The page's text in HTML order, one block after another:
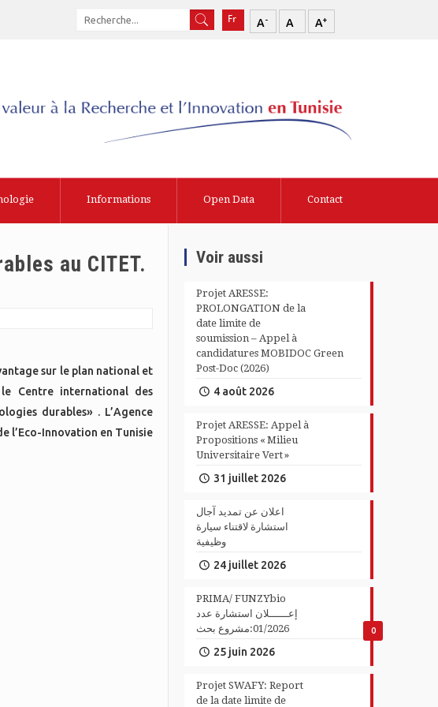
A- A A+
Informations Open Data Contact
au CITET.
sur le plan national et
Centre international des
durables» . L’Agence
l’Eco-Innovation en Tunisie
Voir aussi
Projet ARESSE:
PROLONGATION de la
date limite de
soumission – Appel à
candidatures MOBIDOC Green
Post-Doc (2026)
4 août 2026
Projet ARESSE: Appel à
Propositions « Milieu
Universitaire Vert »
31 juillet 2026
اعلان عن تمديد آجال
استشارة لاقتناء سيارة
وظيفية
24 juillet 2026
0
PRIMA/ FUNZYbio
إعــــــلان استشارة عدد
01/2026:مشروع بحث
25 juin 2026
Projet SWAFY: Report
de la date limite de